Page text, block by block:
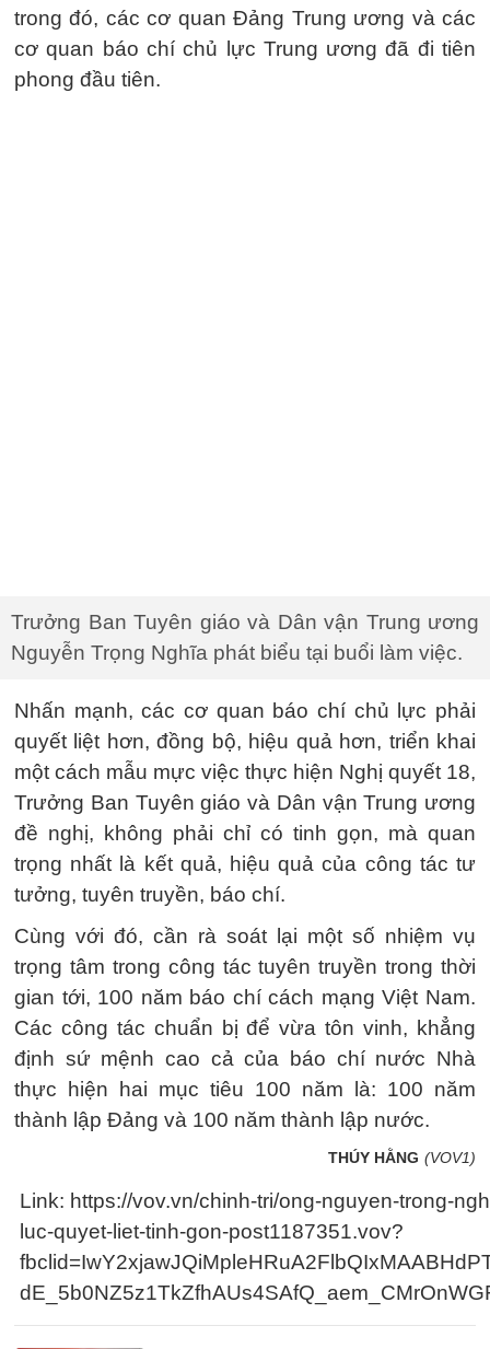
trong đó, các cơ quan Đảng Trung ương và các
cơ quan báo chí chủ lực Trung ương đã đi tiên
phong đầu tiên.
Trưởng Ban Tuyên giáo và Dân vận Trung ương
Nguyễn Trọng Nghĩa phát biểu tại buổi làm việc.
Nhấn mạnh, các cơ quan báo chí chủ lực phải
quyết liệt hơn, đồng bộ, hiệu quả hơn, triển khai
một cách mẫu mực việc thực hiện Nghị quyết 18,
Trưởng Ban Tuyên giáo và Dân vận Trung ương
đề nghị, không phải chỉ có tinh gọn, mà quan
trọng nhất là kết quả, hiệu quả của công tác tư
tưởng, tuyên truyền, báo chí.
Cùng với đó, cần rà soát lại một số nhiệm vụ
trọng tâm trong công tác tuyên truyền trong thời
gian tới, 100 năm báo chí cách mạng Việt Nam.
Các công tác chuẩn bị để vừa tôn vinh, khẳng
định sứ mệnh cao cả của báo chí nước Nhà
thực hiện hai mục tiêu 100 năm là: 100 năm
thành lập Đảng và 100 năm thành lập nước.
THÚY HẰNG (VOV1)
Link: https://vov.vn/chinh-tri/ong-nguyen-trong-
luc-quyet-liet-tinh-gon-post1187351.vov?